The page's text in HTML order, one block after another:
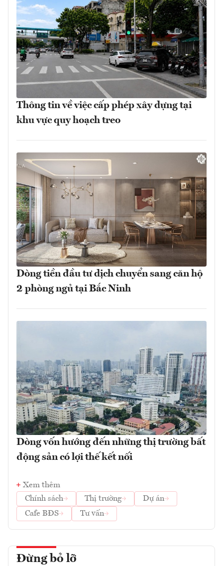
Thông tin về việc cấp phép xây dựng tại
khu vực quy hoạch treo
Dòng tiền đầu tư dịch chuyển sang căn hộ
2 phòng ngủ tại Bắc Ninh
Dòng vốn hướng đến những thị trường bất
động sản có lợi thế kết nối
Xem thêm
Chính sách
Thị trường
Dự án
Cafe BĐS
Tư vấn
Đừng bỏ lỡ